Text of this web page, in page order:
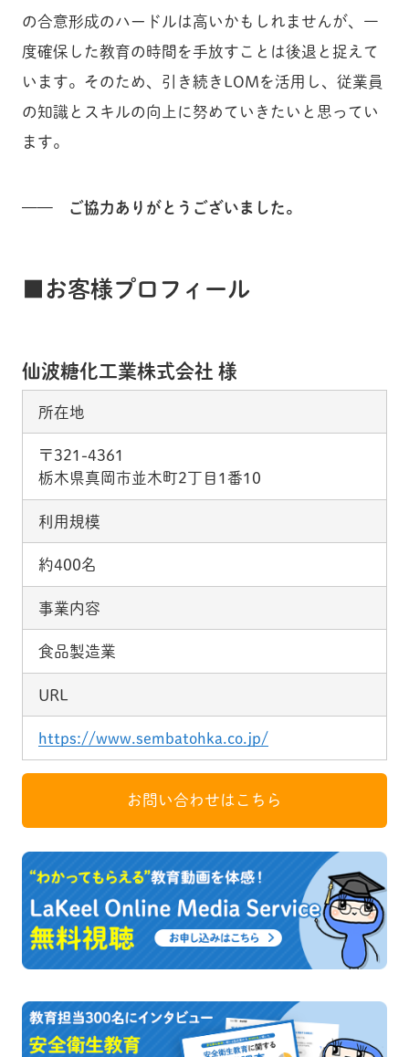
の合意形成のハードルは高いかもしれませんが、一
度確保した教育の時間を手放すことは後退と捉えて
います。そのため、引き続きLOMを活用し、従業員
の知識とスキルの向上に努めていきたいと思ってい
ます。
—— ご協力ありがとうございました。
■お客様プロフィール
仙波糖化工業株式会社 様
所在地
〒321-4361
栃木県真岡市並木町2丁目1番10
利用規模
約400名
事業内容
食品製造業
URL
https://www.sembatohka.co.jp/
お問い合わせはこちら